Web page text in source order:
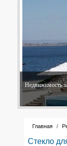
Недвижимость
Главная /
Стекло